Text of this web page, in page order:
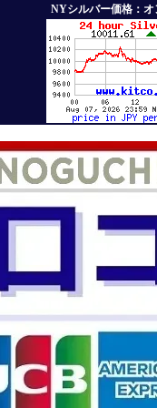
NYシルバー価格：オ